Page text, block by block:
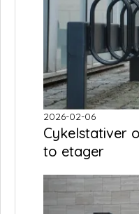
2026-02-06
Cykelstativer
to etager